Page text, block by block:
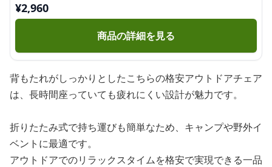
¥2,960
商品の詳細を見る
背もたれがしっかりとしたこちらの格安アウトドアチェア
は、長時間座っていても疲れにくい設計が魅力です。
折りたたみ式で持ち運びも簡単なため、キャンプや野外イ
ベントに最適です。
アウトドアでのリラックスタイムを格安で実現できる一品